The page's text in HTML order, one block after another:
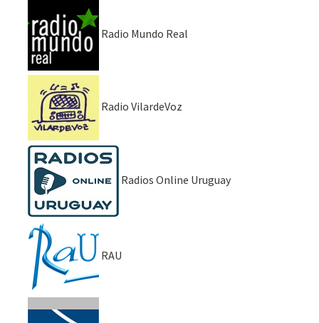
Radio Mundo Real
Radio VilardeVoz
Radios Online Uruguay
RAU